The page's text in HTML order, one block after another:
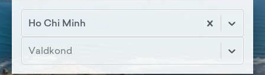
Ho Chi Minh
Valdkond